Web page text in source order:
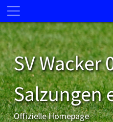
SV Wacker
Salzungen
Offizielle Homepage